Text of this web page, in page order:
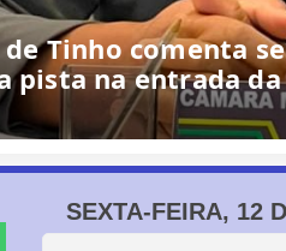
Tinho comenta
pista na entrada
SEXTA-FEIRA, 12